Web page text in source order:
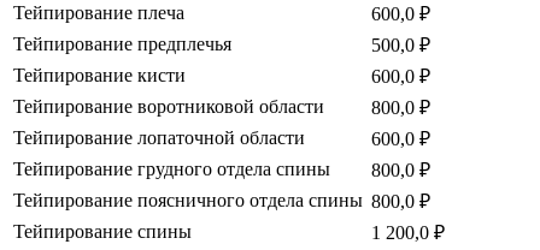
Тейпирование плеча
600,0 ₽
Тейпирование предплечья
500,0 ₽
Тейпирование кисти
600,0 ₽
Тейпирование воротниковой области
800,0 ₽
Тейпирование лопаточной области
600,0 ₽
Тейпирование грудного отдела спины
800,0 ₽
Тейпирование поясничного отдела спины 800,0 ₽
Тейпирование спины
1 200,0 ₽